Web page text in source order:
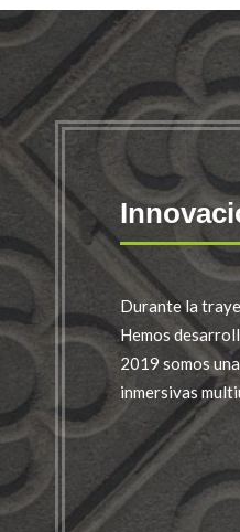
Durante la
Hemos
2019 somos
inmersivas